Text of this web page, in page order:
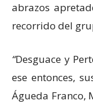
abrazos
recorrido del
“Desguace y
ese entonces,
Águeda Franco,